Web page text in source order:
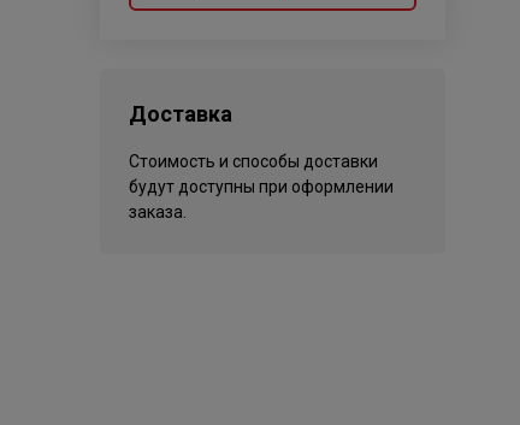
Доставка
Стоимость и способы доставки
будут доступны при оформлении
заказа.